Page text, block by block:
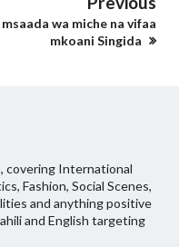
wa miche na vifaa
mkoani Singida
covering International
Fashion, Social Scenes,
and anything positive
and English targeting